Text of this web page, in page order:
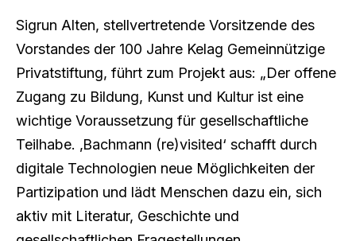
Sigrun Alten, stellvertretende Vorsitzende des
Vorstandes der 100 Jahre Kelag Gemeinnützige
Privatstiftung, führt zum Projekt aus: „Der offene
Zugang zu Bildung, Kunst und Kultur ist eine
wichtige Voraussetzung für gesellschaftliche
Teilhabe. ‚Bachmann (re)visited‘ schafft durch
digitale Technologien neue Möglichkeiten der
Partizipation und lädt Menschen dazu ein, sich
aktiv mit Literatur, Geschichte und